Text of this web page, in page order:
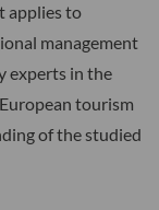
applies to
management
experts in the
tourism
of the studied